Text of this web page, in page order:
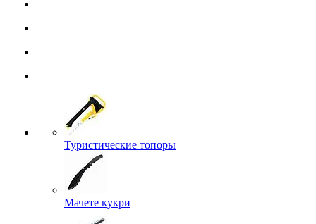
Туристические топоры
Мачете кукри